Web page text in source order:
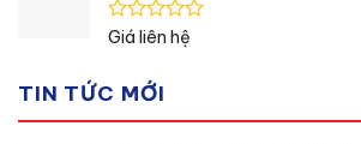
5
sao
Được
0
Giá liên hệ
TIN TỨC MỚI